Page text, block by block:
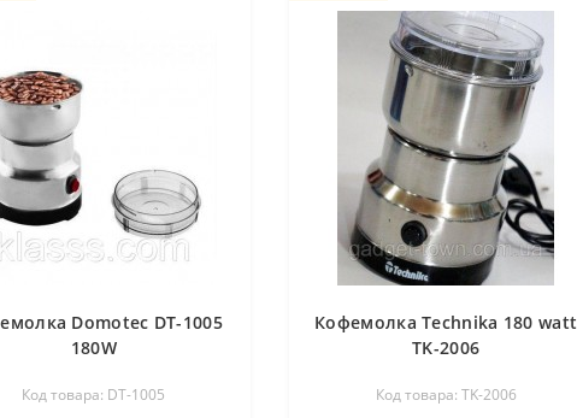
Domotec DT-1005
180W
Код товара: DT-1005
Кофемолка Technika 180 watt
TK-2006
Код товара: TK-2006